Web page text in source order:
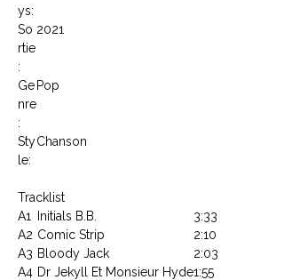
ys:
So
rtie
:
2021
Ge
nre
:
Pop
Sty
le:
Chanson
Tracklist
A1
Initials B.B.
3:33
A2 Comic Strip
2:10
A3 Bloody Jack
2:03
A4 Dr Jekyll Et Monsieur Hyde1:55